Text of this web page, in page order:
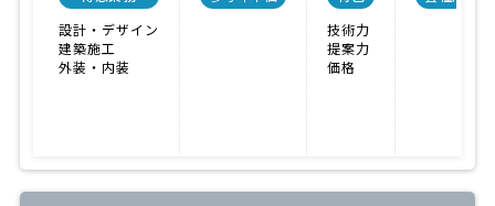
設計・デザイン
建築施工
外装・内装
技術力
提案力
価格